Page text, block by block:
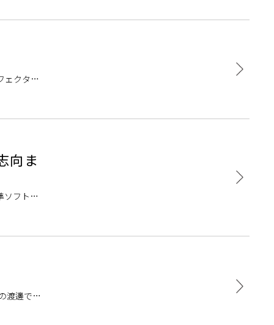
ェクター
約制とな
向ま
ソフトと
くつかの
渡邊で
点検